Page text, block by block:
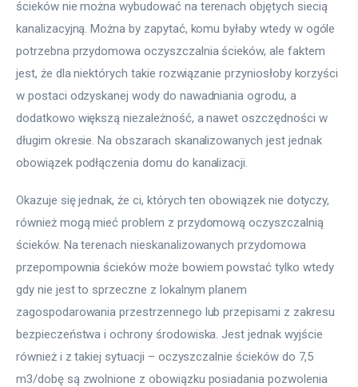
ścieków nie można wybudować na terenach objętych siecią
kanalizacyjną. Można by zapytać, komu byłaby wtedy w ogóle
potrzebna przydomowa oczyszczalnia ścieków, ale faktem
jest, że dla niektórych takie rozwiązanie przyniosłoby korzyści
w postaci odzyskanej wody do nawadniania ogrodu, a
dodatkowo większą niezależność, a nawet oszczędności w
długim okresie. Na obszarach skanalizowanych jest jednak
obowiązek podłączenia domu do kanalizacji.
Okazuje się jednak, że ci, których ten obowiązek nie dotyczy,
również mogą mieć problem z przydomową oczyszczalnią
ścieków. Na terenach nieskanalizowanych przydomowa
przepompownia ścieków może bowiem powstać tylko wtedy
gdy nie jest to sprzeczne z lokalnym planem
zagospodarowania przestrzennego lub przepisami z zakresu
bezpieczeństwa i ochrony środowiska. Jest jednak wyjście
również i z takiej sytuacji – oczyszczalnie ścieków do 7,5
m3/dobę są zwolnione z obowiązku posiadania pozwolenia